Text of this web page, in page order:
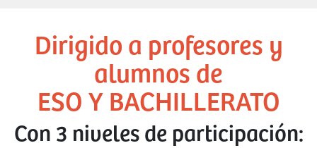
Dirigido a profesores y
alumnos de
ESO Y BACHILLERATO
Con 3 niveles de participación: